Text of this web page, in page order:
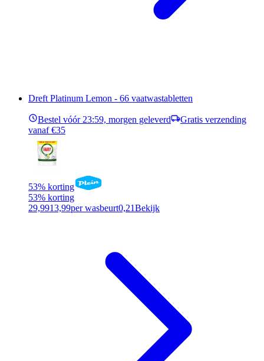
Dreft Platinum Lemon - 66 vaatwastabletten
Bestel vóór 23:59, morgen geleverd
Gratis verzending
vanaf €35
53% korting
53% korting
29,9913,99per wasbeurt0,21Bekijk